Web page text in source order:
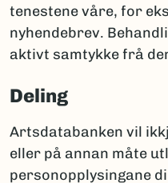
tenestene våre, for
nyhendebrev.
aktivt samtykke frå
Deling
Artsdatabanken vil
eller på annan måte
personopplysingane